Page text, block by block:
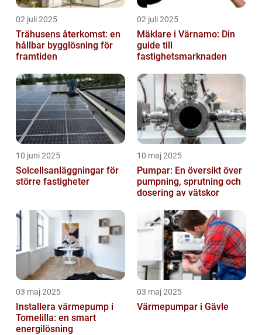
02 juli 2025
Trähusens återkomst: en
hållbar bygglösning för
framtiden
02 juli 2025
Mäklare i Värnamo: Din
guide till
fastighetsmarknaden
10 juni 2025
Solcellsanläggningar för
större fastigheter
10 maj 2025
Pumpar: En översikt över
pumpning, sprutning och
dosering av vätskor
03 maj 2025
Installera värmepump i
Tomelilla: en smart
energilösning
03 maj 2025
Värmepumpar i Gävle